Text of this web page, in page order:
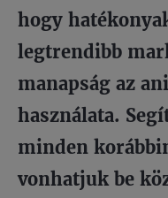
hogy
legtrendibb
manapság az
használata.
minden
vonhatjuk be